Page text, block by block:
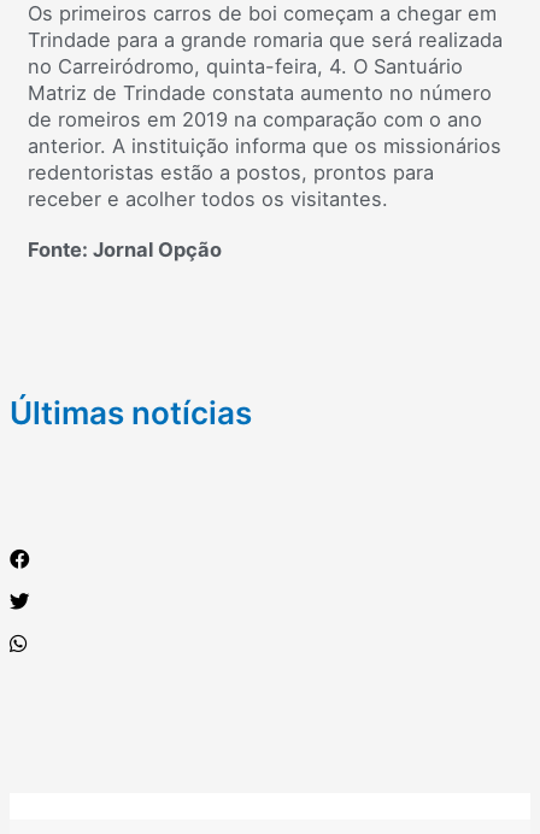
Os primeiros carros de boi começam a chegar em
Trindade para a grande romaria que será realizada
no Carreiródromo, quinta-feira, 4. O Santuário
Matriz de Trindade constata aumento no número
de romeiros em 2019 na comparação com o ano
anterior. A instituição informa que os missionários
redentoristas estão a postos, prontos para
receber e acolher todos os visitantes.
Fonte: Jornal Opção
Últimas notícias